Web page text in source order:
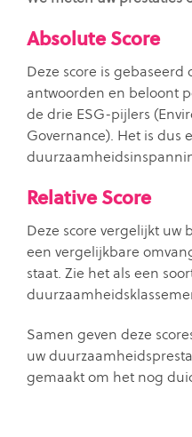
Absolute Score
Deze score is
antwoorden en beloont
de drie ESG-pijlers
Governance). Het is dus
Relative Score
Deze score vergelijkt uw
een vergelijkbare
staat. Zie het als een
Samen geven deze
uw
gemaakt om het nog